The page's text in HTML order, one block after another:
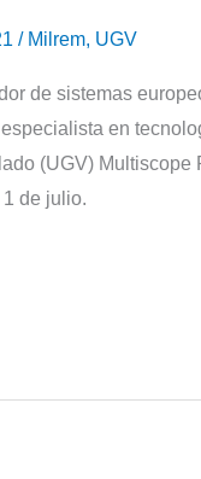
/ Milrem, UGV
de sistemas
en
(UGV)
de julio.